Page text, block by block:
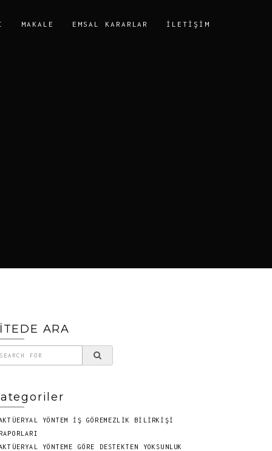
MAKALE EMSAL KARARLAR İLETIŞIM
ARA
YÖNTEM İŞ GÖREMEZLIK BILIRKIŞI
YÖNTEME GÖRE DESTEKTEN YOKSUNLUK